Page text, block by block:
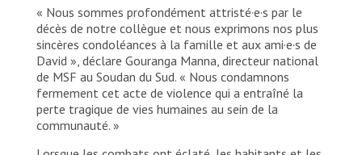
MSF l'entrepôt. Un cadeau qui en dit long.
Nous recrutons : Logisticien ou logisticienne
technique
« Nous sommes profondément attristé·e·s par le
décès de notre collègue et nous exprimons nos plus
sincères condoléances à la famille et aux ami·e·s de
David », déclare Gouranga Manna, directeur national
de MSF au Soudan du Sud. « Nous condamnons
fermement cet acte de violence qui a entraîné la
perte tragique de vies humaines au sein de la
communauté. »